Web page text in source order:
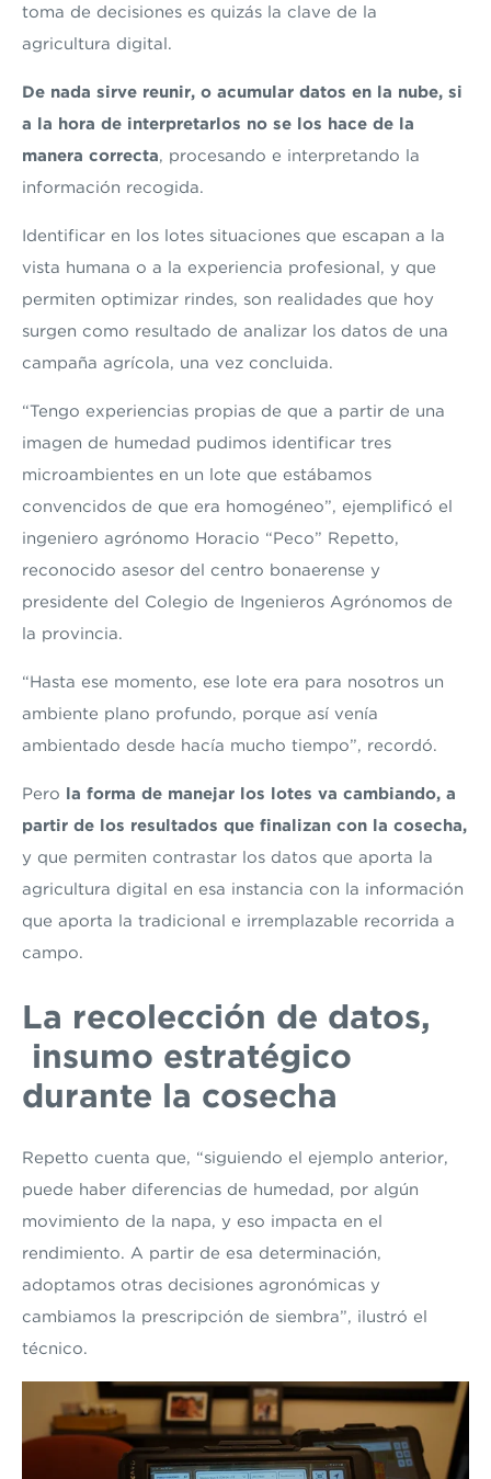
toma de decisiones es quizás la clave de la
agricultura digital.
De nada sirve reunir, o acumular datos en la nube, si
a la hora de interpretarlos no se los hace de la
manera correcta, procesando e interpretando la
información recogida.
Identificar en los lotes situaciones que escapan a la
vista humana o a la experiencia profesional, y que
permiten optimizar rindes, son realidades que hoy
surgen como resultado de analizar los datos de una
campaña agrícola, una vez concluida.
“Tengo experiencias propias de que a partir de una
imagen de humedad pudimos identificar tres
microambientes en un lote que estábamos
convencidos de que era homogéneo”, ejemplificó el
ingeniero agrónomo Horacio “Peco” Repetto,
reconocido asesor del centro bonaerense y
presidente del Colegio de Ingenieros Agrónomos de
la provincia.
“Hasta ese momento, ese lote era para nosotros un
ambiente plano profundo, porque así venía
ambientado desde hacía mucho tiempo”, recordó.
Pero la forma de manejar los lotes va cambiando, a
partir de los resultados que finalizan con la cosecha,
y que permiten contrastar los datos que aporta la
agricultura digital en esa instancia con la información
que aporta la tradicional e irremplazable recorrida a
campo.
La recolección de datos,
insumo estratégico
durante la cosecha
Repetto cuenta que, “siguiendo el ejemplo anterior,
puede haber diferencias de humedad, por algún
movimiento de la napa, y eso impacta en el
rendimiento. A partir de esa determinación,
adoptamos otras decisiones agronómicas y
cambiamos la prescripción de siembra”, ilustró el
técnico.